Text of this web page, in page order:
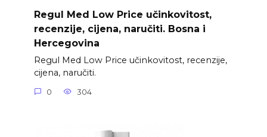
Regul Med Low Price učinkovitost,
recenzije, cijena, naručiti. Bosna i
Hercegovina
Regul Med Low Price učinkovitost, recenzije,
cijena, naručiti.
0 304